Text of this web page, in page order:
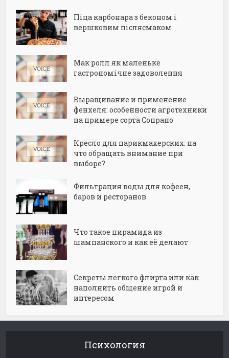
Піца карбонара з беконом і
вершковим післясмаком
Мак ролл як маленьке
гастрономічне задоволення
Выращивание и применение
фенхеля: особенности агротехники
на примере сорта Сопрано
Кресло для парикмахерских: на
что обращать внимание при
выборе?
Фильтрация воды для кофеен,
баров и ресторанов
Что такое пирамида из
шампанского и как её делают
Секреты легкого флирта или как
наполнить общение игрой и
интересом
Психология